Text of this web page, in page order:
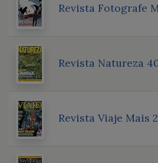
Revista Fotografe
Revista Natureza
Revista Viaje Mais